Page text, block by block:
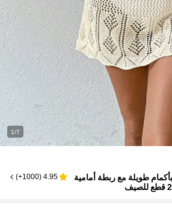
1/7
طويلة مع ربطة أمامية
4.95
(
1000+
)